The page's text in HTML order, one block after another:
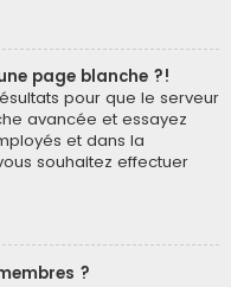
page blanche ?!
pour que le serveur
avancée et essayez
et dans la
souhaitez effectuer
?